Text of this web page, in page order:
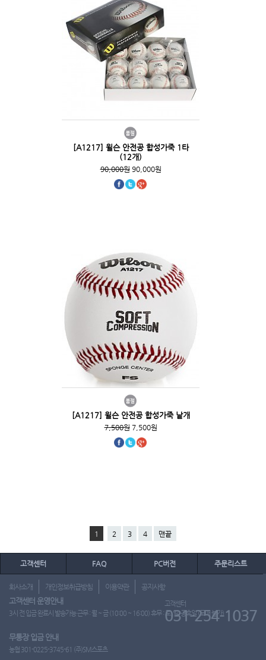
[A1217] 윌슨 안전공 합성가죽 1타
(12개)
90,000원90,000원
[A1217] 윌슨 안전공 합성가죽 낱개
7,500원7,500원
1 2 3 4 맨끝
고객센터 FAQ PC버전 주문리스트
회사소개 개인정보취급방침 이용약관 공지사항
고객센터 운영안내
3시 전 입금 완료시 발송가능 근무 : 월 ~ 금 (10:00 ~ 16:00) 휴무 : 토, 일, 공휴일 (도매 불가)
고객센터
031-254-1037
무통장 입금 안내
농협 301-0225-3745-61 (주)SM스포츠